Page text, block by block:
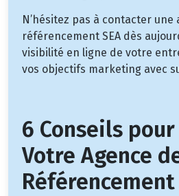
N’hésitez pas à contacter une
référencement SEA dès
visibilité en ligne de votre
vos objectifs marketing avec
6 Conseils
Votre Agence
Référencement